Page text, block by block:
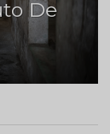
De